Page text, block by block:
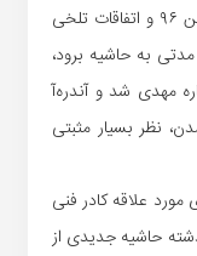
به حاشیه رفت. آن تصادف وحشتناک در بهمن ۹۶ و اتفاقات تلخی
به حاشیه برود،
مهدی شد و آندره‌آ
نظر بسیار مثبتی
علاقه کادر فنی
حاشیه جدیدی از